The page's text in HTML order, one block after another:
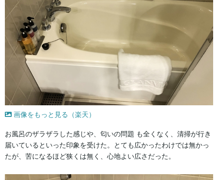
画像をもっと見る（楽天）
お風呂のザラザラした感じや、匂いの問題 も全くなく、清掃が行き
届いているといった印象を受けた。とても広かったわけでは無かっ
たが、苦になるほど狭くは無く、心地よい広さだった。